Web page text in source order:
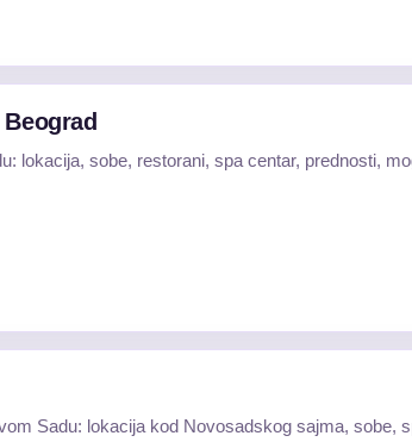
lokacija, sobe, restorani, spa centar, prednosti,
Sadu: lokacija kod Novosadskog sajma, sobe,